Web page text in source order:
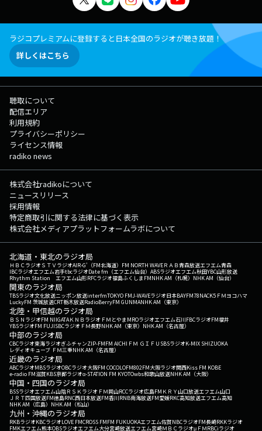
ラジコプレミアムに登録すると日本全国のラジオが聴き放題！
詳しくはこちら
聴取について
配信エリア
利用規約
プライバシーポリシー
ライセンス情報
radiko news
株式会社radikoについて
ニュースリリース
採用情報
特定商取引に関する法律に基づく表示
株式会社メディアプラットフォームラボについて
北海道・東北のラジオ局
ＨＢＣラジオＳＴＶラジオAIR-G'（FM北海道） FM NORTH WAVEＲＡＢ青森放送エフエム青森
IBCラジオエフエム岩手tbcラジオDate fm（エフエム仙台） ABSラジオエフエム秋田YBC山形放送
Rhythm Station エフエム山形RFCラジオ福島ふくしまFMNHK AM（札幌） NHK AM（仙台）
関東のラジオ局
TBSラジオ文化放送ニッポン放送interfmTOKYO FMJ-WAVEラジオ日本BAYFM78NACK5 ＦＭヨコハマ
LuckyFM 茨城放送CRT栃木放送RadioBerryFM GUNMANHK AM（東京）
北陸・甲信越のラジオ局
ＢＳＮラジオFM NIIGATAＫＮＢラジオ ＦＭとやまMROラジオエフエム石川FBCラジオFM福井
YBSラジオFM FUJISBCラジオ ＦＭ長野NHK AM（東京） NHK AM（名古屋）
中部のラジオ局
CBCラジオ東海ラジオぎふチャンZIP-FMFM AICHI ＦＭ ＧＩＦＵ SBSラジオK-MIX SHIZUOKA
レディオキューブ ＦＭ三重NHK AM（名古屋）
近畿のラジオ局
ABCラジオMBSラジオOBCラジオ大阪FM COCOLOFM802FM大阪ラジオ関西Kiss FM KOBE
e-radio FM滋賀KBS京都ラジオα-STATION FM KYOTOwbs和歌山放送NHK AM（大阪）
中国・四国のラジオ局
BSSラジオエフエム山陰ＲＳＫラジオ ＦＭ岡山RCCラジオ広島FM ＫＲＹ山口放送エフエム山口
ＪＲＴ四国放送FM徳島RNC西日本放送FM香川RNB南海放送FM愛媛RKC高知放送エフエム高知
NHK AM（広島） NHK AM（松山）
九州・沖縄のラジオ局
RKBラジオKBCラジオLOVE FMCROSS FMFM FUKUOKAエフエム佐賀NBCラジオFM長崎RKKラジオ
FMKエフエム熊本OBSラジオエフエム大分宮崎放送エフエム宮崎ＭＢＣラジオμＦＭRBCiラジオ